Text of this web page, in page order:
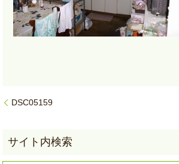
DSC05159